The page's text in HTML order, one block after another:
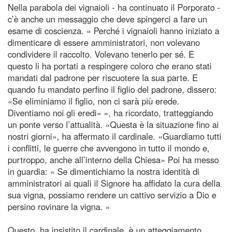
Nella parabola dei vignaioli - ha continuato il Porporato -
c’è anche un messaggio che deve spingerci a fare un
esame di coscienza. « Perché i vignaioli hanno iniziato a
dimenticare di essere amministratori, non volevano
condividere il raccolto. Volevano tenerlo per sé. E
questo li ha portati a respingere coloro che erano stati
mandati dal padrone per riscuotere la sua parte. E
quando fu mandato perfino il figlio del padrone, dissero:
«Se eliminiamo il figlio, non ci sarà più erede.
Diventiamo noi gli eredi» », ha ricordato, tratteggiando
un ponte verso l’attualità. «Questa è la situazione fino ai
nostri giorni», ha affermato il cardinale. «Guardiamo tutti
i conflitti, le guerre che avvengono in tutto il mondo e,
purtroppo, anche all’interno della Chiesa» Poi ha messo
in guardia: « Se dimentichiamo la nostra identità di
amministratori ai quali il Signore ha affidato la cura della
sua vigna, possiamo rendere un cattivo servizio a Dio e
persino rovinare la vigna. »